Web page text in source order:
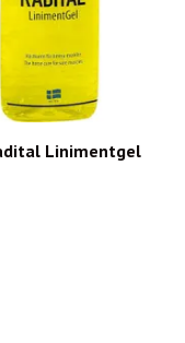
Linimentgel